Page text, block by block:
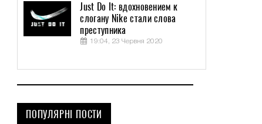
Just Do It: вдохновением к
слогану Nike стали слова
преступника
19:04, 23 Червня 2020
ПОПУЛЯРНІ ПОСТИ